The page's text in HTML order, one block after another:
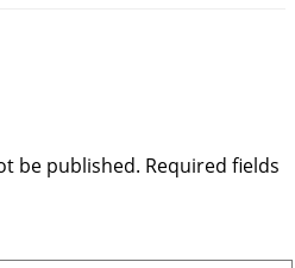
be published. Required fields